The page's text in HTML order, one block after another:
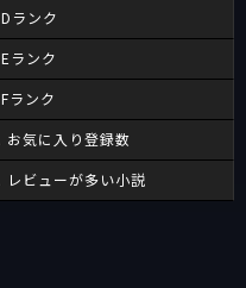
Dランク
Eランク
Fランク
お気に入り登録数
レビューが多い小説